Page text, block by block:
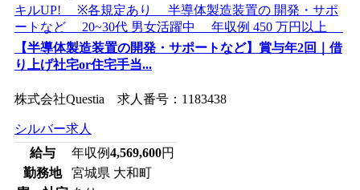
【半導体製造装置の開発・サポートなど】賞与年2回｜借
り上げ社宅or住宅手当...
株式会社Questia 求人番号：1183438
シルバー求人
給与
年収例4,569,600円
勤務地
宮城県 大和町